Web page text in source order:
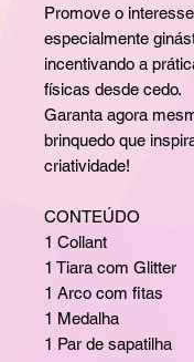
Promove o
especialmente
incentivando a
físicas desde cedo.
Garanta agora
brinquedo que
criatividade!
CONTEÚDO
1 Collant
1 Tiara com Glitter
1 Arco com fitas
1 Medalha
1 Par de sapatilha